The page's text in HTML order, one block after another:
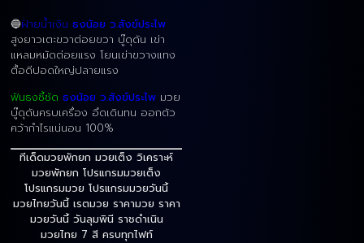
🔵ฝ่ายน้ำเงิน ธงน้อย ว.สังข์ประไพ
สูงยาวเตะขวาต่อยขวา บู๊ดุดัน เข่า
แหลมหมัดต่อยแรง โยนเข่าขวางแทง
ตื้อดีปอดใหญ่ปลายแรง
ฟันธงชี้ชัด ธงน้อย ว.สังข์ประไพ มวย
บู๊ดุดันครบเครื่อง อึดเดินทน ออกตัว
คว้ากำไรแน่นอน 100%
ทีเด็ดมวยพักยก มวยเต็ง วิเคราะห์
มวยพักยก โปรแกรมมวยเต็ง
โปรแกรมมวย โปรแกรมมวยวันนี้
มวยไทยวันนี้ เรตมวย ราคามวย ราคา
มวยวันนี้ วันลุมพินี ราชดำเนิน
มวยไทย 7 สี ครบทุกไฟท์